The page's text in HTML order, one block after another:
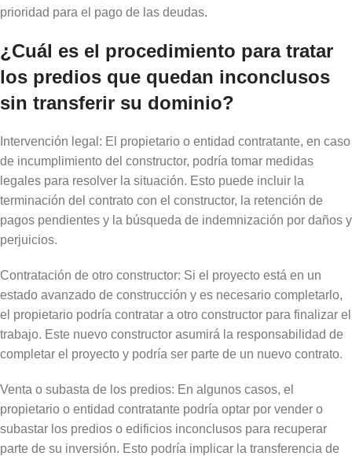
prioridad para el pago de las deudas.
¿Cuál es el procedimiento para tratar
los predios que quedan inconclusos
sin transferir su dominio?
Intervención legal: El propietario o entidad contratante, en caso
de incumplimiento del constructor, podría tomar medidas
legales para resolver la situación. Esto puede incluir la
terminación del contrato con el constructor, la retención de
pagos pendientes y la búsqueda de indemnización por daños y
perjuicios.
Contratación de otro constructor: Si el proyecto está en un
estado avanzado de construcción y es necesario completarlo,
el propietario podría contratar a otro constructor para finalizar el
trabajo. Este nuevo constructor asumirá la responsabilidad de
completar el proyecto y podría ser parte de un nuevo contrato.
Venta o subasta de los predios: En algunos casos, el
propietario o entidad contratante podría optar por vender o
subastar los predios o edificios inconclusos para recuperar
parte de su inversión. Esto podría implicar la transferencia de